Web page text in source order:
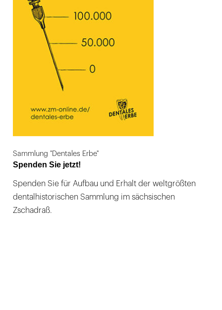
Sammlung "Dentales Erbe"
Spenden Sie jetzt!
Spenden Sie für Aufbau und Erhalt der weltgrößten
dentalhistorischen Sammlung im sächsischen
Zschadraß.